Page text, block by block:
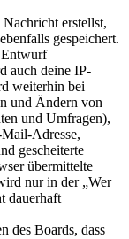
erstellst,
gespeichert.
Entwurf
auch deine IP-
weiterhin bei
und Ändern von
und Umfragen),
Adresse,
gescheiterte
übermittelte
nur in der „Wer
dauerhaft
des Boards, dass